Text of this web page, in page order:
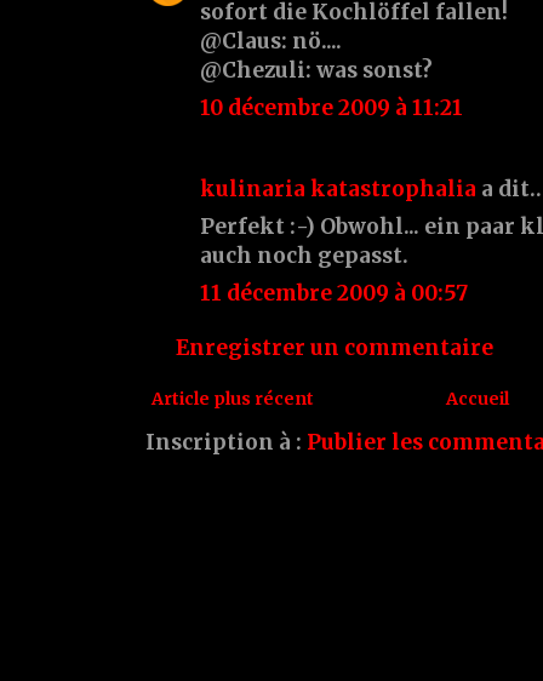
sofort die Kochlöffel fallen!
@Claus: nö....
@Chezuli: was sonst?
10 décembre 2009 à 11:21
kulinaria katastrophalia a
Perfekt :-) Obwohl... ein paar
auch noch gepasst.
11 décembre 2009 à 00:57
Enregistrer un commentaire
Article plus récent Accueil
Inscription à : Publier les